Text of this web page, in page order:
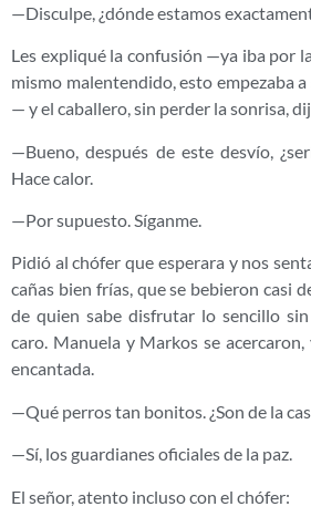
—Disculpe, ¿dónde estamos
Les expliqué la confusión —ya iba por
mismo malentendido, esto empezaba
— y el caballero, sin perder la sonrisa,
—Bueno, después de este desvío,
Hace calor.
—Por supuesto. Síganme.
Pidió al chófer que esperara y nos
cañas bien frías, que se bebieron casi
de quien sabe disfrutar lo sencillo
caro. Manuela y Markos se
encantada.
—Qué perros tan bonitos. ¿Son de la
—Sí, los guardianes oficiales de la paz.
El señor, atento incluso con el chófer: